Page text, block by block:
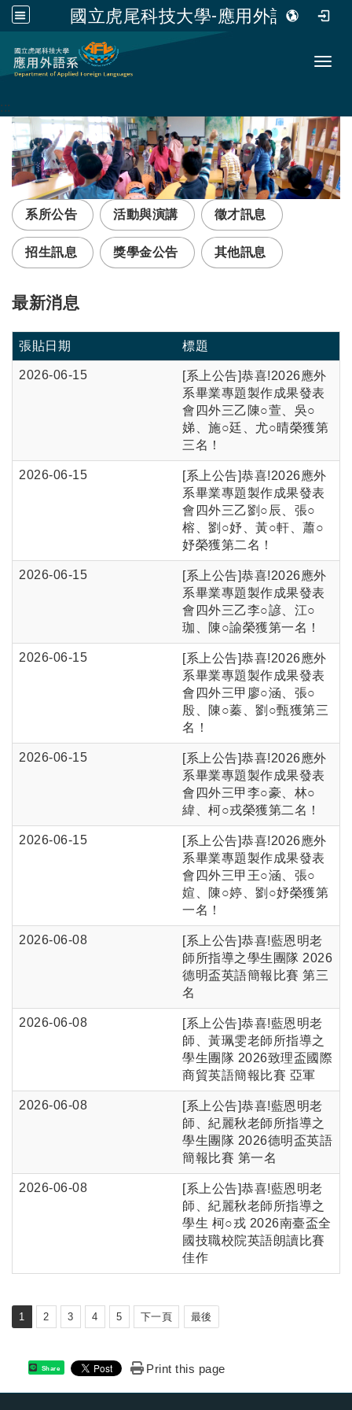
國立虎尾科技大學-應用外語系
跳到主要內容
:::
系所公告 活動與演講 徵才訊息
招生訊息 獎學金公告 其他訊息
最新消息
張貼日期 標題
2026-06-15
[系上公告]恭喜!2026應外
系畢業專題製作成果發表
會四外三乙陳○萱、吳○
娣、施○廷、尤○晴榮獲第
三名！
2026-06-15
[系上公告]恭喜!2026應外
系畢業專題製作成果發表
會四外三乙劉○辰、張○
榕、劉○妤、黃○軒、蕭○
妤榮獲第二名！
2026-06-15
[系上公告]恭喜!2026應外
系畢業專題製作成果發表
會四外三乙李○諺、江○
珈、陳○諭榮獲第一名！
2026-06-15
[系上公告]恭喜!2026應外
系畢業專題製作成果發表
會四外三甲廖○涵、張○
殷、陳○蓁、劉○甄獲第三
名！
2026-06-15
[系上公告]恭喜!2026應外
系畢業專題製作成果發表
會四外三甲李○豪、林○
緯、柯○戎榮獲第二名！
2026-06-15
[系上公告]恭喜!2026應外
系畢業專題製作成果發表
會四外三甲王○涵、張○
媗、陳○婷、劉○妤榮獲第
一名！
2026-06-08
[系上公告]恭喜!藍恩明老
師所指導之學生團隊 2026
德明盃英語簡報比賽 第三
名
2026-06-08
[系上公告]恭喜!藍恩明老
師、黃珮雯老師所指導之
學生團隊 2026致理盃國際
商貿英語簡報比賽 亞軍
2026-06-08
[系上公告]恭喜!藍恩明老
師、紀麗秋老師所指導之
學生團隊 2026德明盃英語
簡報比賽 第一名
2026-06-08
[系上公告]恭喜!藍恩明老
師、紀麗秋老師所指導之
學生 柯○戎 2026南臺盃全
國技職校院英語朗讀比賽
佳作
1 2 3 4 5 下一頁 最後
Share Print this page